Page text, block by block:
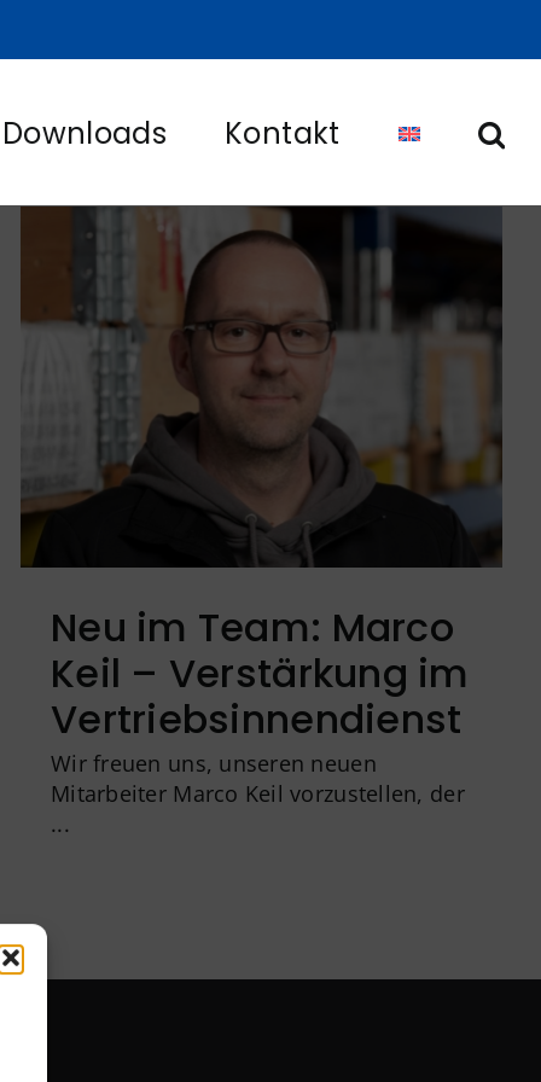
Downloads Kontakt
Neu im Team: Marco
Keil – Verstärkung im
Vertriebsinnendienst
Wir freuen uns, unseren neuen
Mitarbeiter Marco Keil vorzustellen, der
...